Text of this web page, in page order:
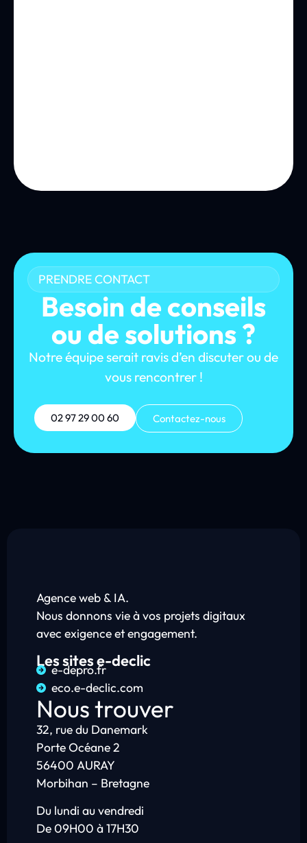
PRENDRE CONTACT
Besoin de conseils
ou de solutions ?
Notre équipe serait ravis d’en discuter ou de
vous rencontrer !
02 97 29 00 60 Contactez-nous
Agence web & IA.
Nous donnons vie à vos projets digitaux
avec exigence et engagement.
Les sites e-declic
e-depro.fr
eco.e-declic.com
Nous trouver
32, rue du Danemark
Porte Océane 2
56400 AURAY
Morbihan – Bretagne
Du lundi au vendredi
De 09H00 à 17H30